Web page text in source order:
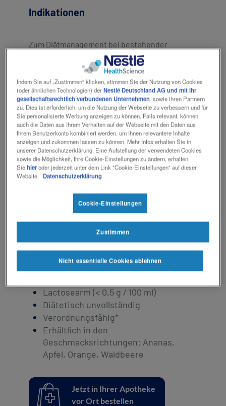
Indikationen
Zum Diätmanagement bei bestehender
Mangelernährung oder bei Risiko für eine
Mangelernährung und/oder bei
Erhöhtem Energie- und
Nährstoffbedarf (z.B. bei
konsumierenden Erkrankungen)
Fettverwertungsstörungen und
Malassimilationssyndrom
Dialysepatienten
bei Patienten, die eine klare, flüssige
Ernährung benötigen (prä- oder
postoperativ)
Produkteigenschaften
Hochkalorisch: 300 kcal/Flasche
Fettfrei
Glutenfrei
Lactosearm (< 0,5 g / 100 ml)
Diätetisch unvollständig
Verordnungsfähig*​
Erhältlich in den
Geschmacksrichtungen: Ananas,
Apfel, Orange, Waldbeere
Jetzt in Ihrer Apotheke
vor Ort bestellen
Indem Sie auf „Zustimmen“ klicken, stimmen Sie der Nutzung von Cookies
(oder ähnlichen Technologien) derNestlé Deutschland AG und mit ihr
gesellschaftsrechtlich verbundenen Unternehmen sowie ihren Partnern
zu. Dies ist erforderlich, um die Nutzung der Webseite zu verbessern und für
Sie personalisierte Werbung anzeigen zu können. Falls relevant, können
auch die Daten aus Ihrem Verhalten auf der Webseite mit den Daten aus
Ihrem Benutzerkonto kombiniert werden, um Ihnen relevantere Inhalte
anzeigen und zukommen lassen zu können. Mehr Infos erhalten Sie in
unserer Datenschutzerklärung. Eine Aufstellung der verwendeten Cookies
sowie die Möglichkeit, Ihre Cookie-Einstellungen zu ändern, erhalten
Siehieroder jederzeit unter dem Link "Cookie-Einstellungen" auf dieser
Website. Datenschutzerklärung
Cookie-Einstellungen
Nicht essentielle Cookies ablehnen
Zustimmen